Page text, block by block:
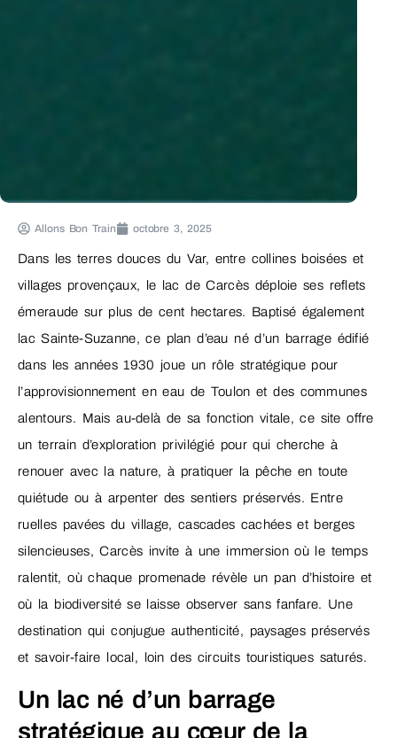
Allons Bon Train octobre 3, 2025
Dans les terres douces du Var, entre collines boisées et
villages provençaux, le lac de Carcès déploie ses reflets
émeraude sur plus de cent hectares. Baptisé également
lac Sainte-Suzanne, ce plan d’eau né d’un barrage édifié
dans les années 1930 joue un rôle stratégique pour
l’approvisionnement en eau de Toulon et des communes
alentours. Mais au-delà de sa fonction vitale, ce site offre
un terrain d’exploration privilégié pour qui cherche à
renouer avec la nature, à pratiquer la pêche en toute
quiétude ou à arpenter des sentiers préservés. Entre
ruelles pavées du village, cascades cachées et berges
silencieuses, Carcès invite à une immersion où le temps
ralentit, où chaque promenade révèle un pan d’histoire et
où la biodiversité se laisse observer sans fanfare. Une
destination qui conjugue authenticité, paysages préservés
et savoir-faire local, loin des circuits touristiques saturés.
Un lac né d’un barrage
stratégique au cœur de la